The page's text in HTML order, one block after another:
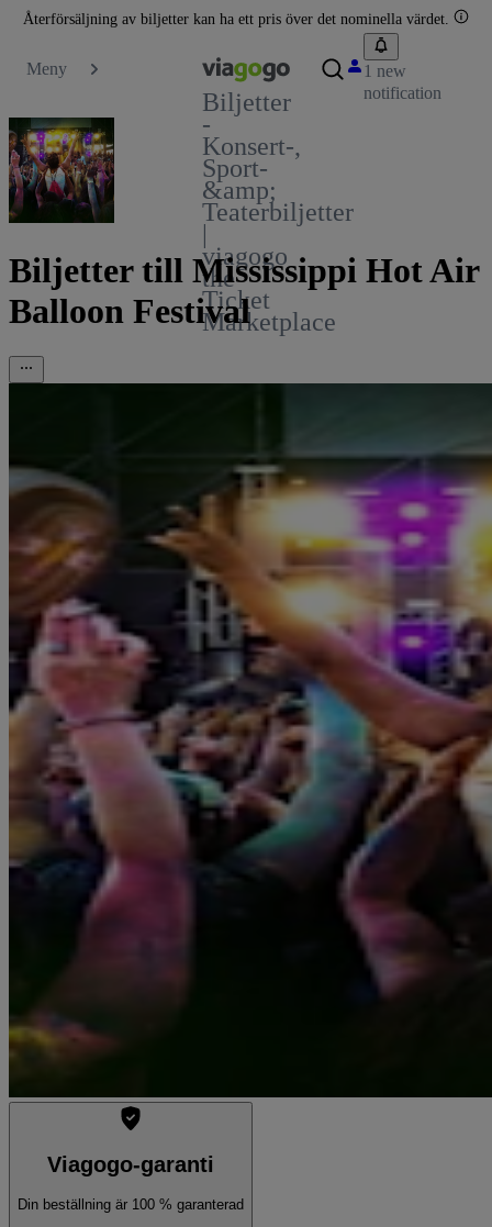
Återförsäljning av biljetter kan ha ett pris över det nominella värdet.
Meny
Biljetter
-
Konsert-,
Sport-
&amp;
Teaterbiljetter
|
viagogo
the
Ticket
Marketplace
1 new
notification
Biljetter till Mississippi Hot Air
Balloon Festival
Viagogo-garanti
Din beställning är 100 % garanterad